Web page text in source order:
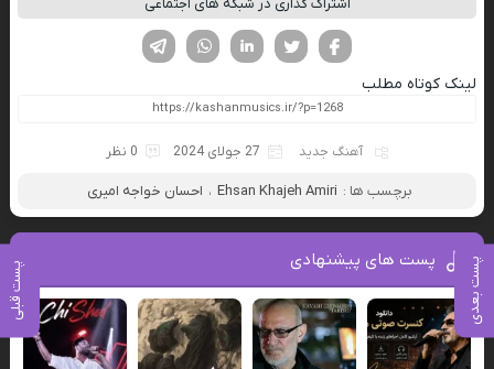
پست بعدی پست قبلی
اشتراک گذاری در شبکه های اجتماعی
لینکدین تویتر
فیسوک
لینک کوتاه مطلب
آهنگ جدید 27 جولای 2024 0 نظر
برچسب ها : Ehsan Khajeh Amiri ، احسان خواجه امیری
پست های پیشنهادی